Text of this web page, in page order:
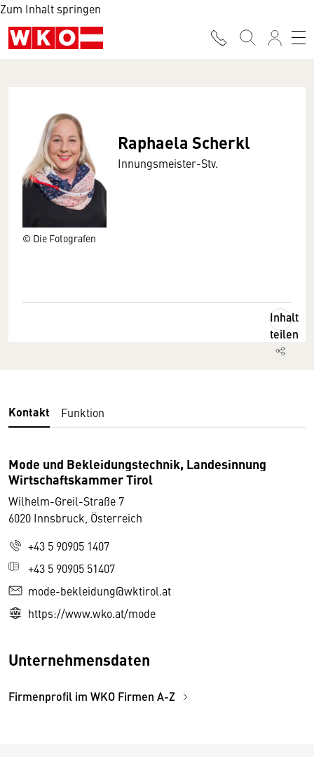
Zum Inhalt springen
© Die Fotografen
Raphaela Scherkl
Innungsmeister-Stv.
Inhalt
teilen
Kontakt Funktion
Mode und Bekleidungstechnik, Landesinnung
Wirtschaftskammer Tirol
Wilhelm-Greil-Straße 7
6020 Innsbruck, Österreich
+43 5 90905 1407
+43 5 90905 51407
mode-bekleidung@wktirol.at
https://www.wko.at/mode
Unternehmensdaten
Firmenprofil im WKO Firmen A-Z